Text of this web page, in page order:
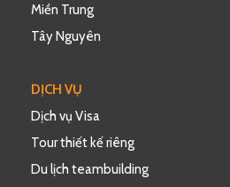
Miền Trung
Tây Nguyên
DỊCH VỤ
Dịch vụ Visa
Tour thiết kế riêng
Du lịch teambuilding